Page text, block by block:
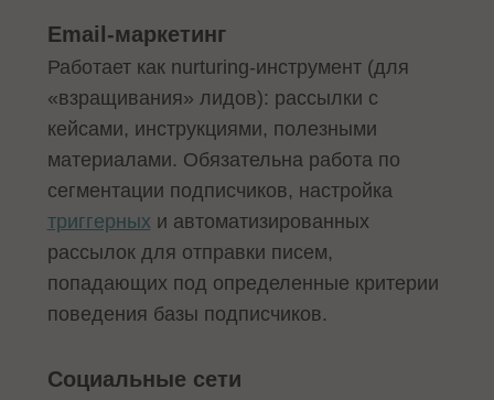
Email-маркетинг
Работает как nurturing-инструмент (для
«взращивания» лидов): рассылки с
кейсами, инструкциями, полезными
материалами. Обязательна работа по
сегментации подписчиков, настройка
триггерныхи автоматизированных
рассылок для отправки писем,
попадающих под определенные критерии
поведения базы подписчиков.
Социальные сети